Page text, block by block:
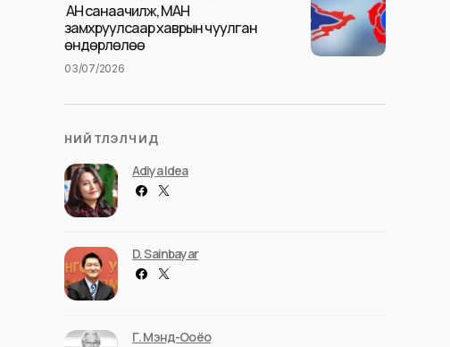
АН санаачилж, МАН
замхруулсаар хаврын чуулган
өндөрлөлөө
03/07/2026
НИЙТЛЭЛЧИД
Adiya Idea
D. Sainbayar
Г. Мэнд-Ооёо